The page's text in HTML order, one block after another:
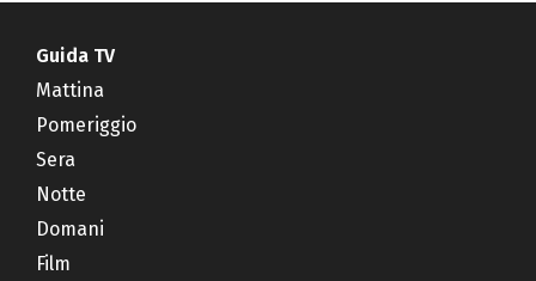
Guida TV
Mattina
Pomeriggio
Sera
Notte
Domani
Film